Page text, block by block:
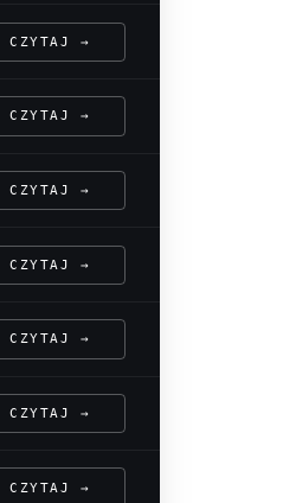
CZYTAJ →
CZYTAJ →
CZYTAJ →
CZYTAJ →
CZYTAJ →
CZYTAJ →
CZYTAJ →